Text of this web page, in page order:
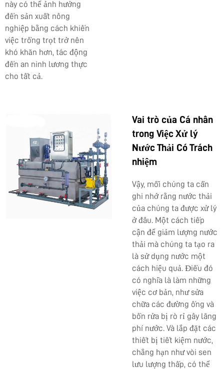
này có thể ảnh hưởng
đến sản xuất nông
nghiệp bằng cách khiến
việc trồng trọt trở nên
khó khăn hơn, tác động
đến an ninh lương thực
cho tất cả.
Vai trò của Cá nhân
trong Việc Xử lý
Nước Thải Có Trách
nhiệm
Vậy, mỗi chúng ta cần
ghi nhớ rằng nước thải
của chúng ta được xử lý
ở đâu. Một cách tiếp
cận để giảm lượng nước
thải mà chúng ta tạo ra
là sử dụng nước một
cách hiệu quả. Điều đó
có nghĩa là làm những
việc cơ bản, như sửa
chữa các đường ống và
bồn rửa bị rò rỉ gây lãng
phí nước. Và lắp đặt các
thiết bị tiết kiệm nước,
chẳng hạn như vòi sen
lưu lượng thấp, có thể